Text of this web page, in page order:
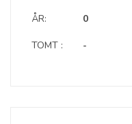
ÅR:
TOMT :
0
-